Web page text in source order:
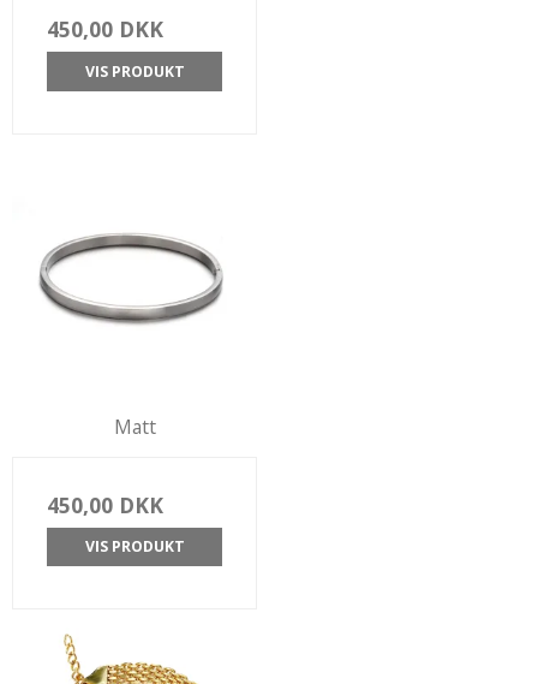
450,00 DKK
VIS PRODUKT
Matt
450,00 DKK
VIS PRODUKT